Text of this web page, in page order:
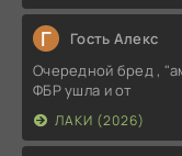
Г Гость Алекс
Очередной бред ,
ФБР ушла и от
ЛАКИ (2026)